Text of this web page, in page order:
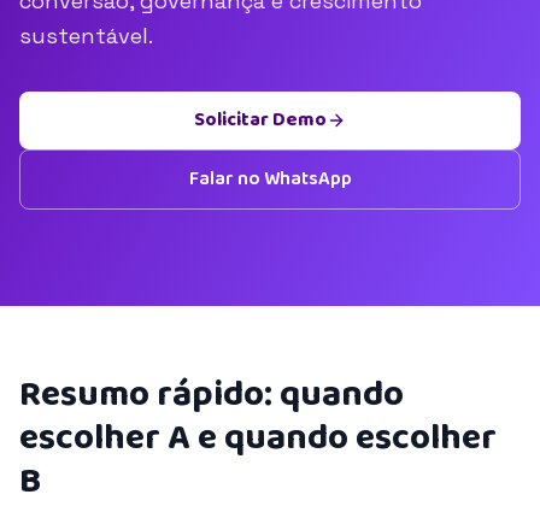
sustentável.
Solicitar Demo
Falar no WhatsApp
Resumo rápido: quando
escolher A e quando escolher
B